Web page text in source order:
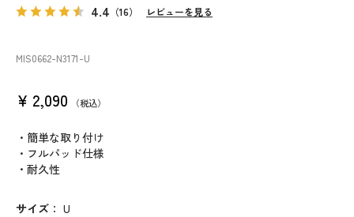
4.4 （16） レビューを見る
MIS0662-N3171-U
¥ 2,090 税込
・簡単な取り付け
・フルパッド仕様
・耐久性
サイズ ： U